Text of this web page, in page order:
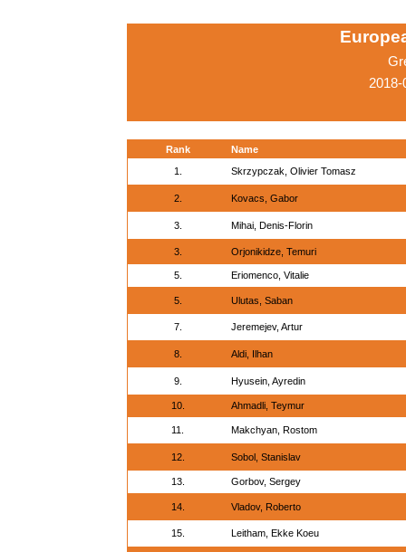
Rank
Name
1.
Skrzypczak, Olivier Tomasz
2. Kovacs, Gabor
3. Mihai, Denis-Florin
3. Orjonikidze, Temuri
5. Eriomenco, Vitalie
5. Ulutas, Saban
7. Jeremejev, Artur
8. Aldi, Ilhan
9. Hyusein, Ayredin
10. Ahmadli, Teymur
11. Makchyan, Rostom
12. Sobol, Stanislav
13. Gorbov, Sergey
14. Vladov, Roberto
15. Leitham, Ekke Koeu